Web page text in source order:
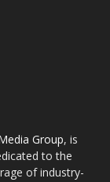
Group, is
to the
of industry-